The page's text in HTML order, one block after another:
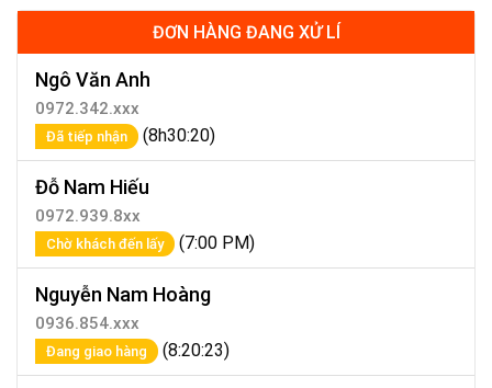
ĐƠN HÀNG ĐANG XỬ LÍ
Ngô Văn Anh
0972.342.xxx
Đã tiếp nhận (8h30:20)
Đỗ Nam Hiếu
0972.939.8xx
Chờ khách đến lấy (7:00 PM)
Nguyễn Nam Hoàng
0936.854.xxx
Đang giao hàng (8:20:23)